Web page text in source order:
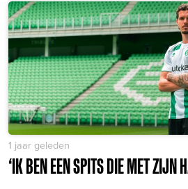
1 jaar geleden
‘IK BEN EEN SPITS DIE MET ZIJN